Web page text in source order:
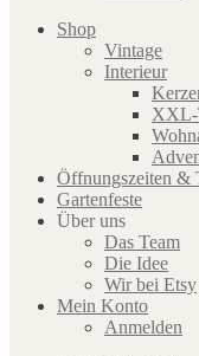
Shop
Vintage
Interieur
XXL-
Öffnungszeiten &
Gartenfeste
Über uns
Das Team
Die Idee
Wir bei Etsy
Mein Konto
Anmelden